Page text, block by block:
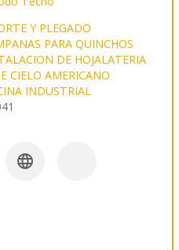
Y PLEGADO
PARA QUINCHOS
DE HOJALATERIA
CIELO AMERICANO
INDUSTRIAL
